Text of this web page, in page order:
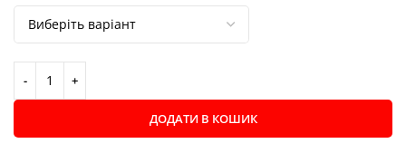
ДОДАТИ В КОШИК